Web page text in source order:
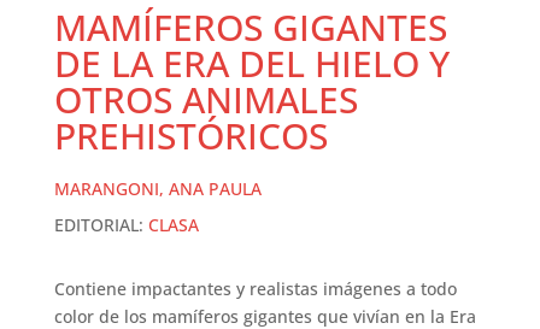
MAMÍFEROS GIGANTES
DE LA ERA DEL HIELO Y
OTROS ANIMALES
PREHISTÓRICOS
MARANGONI, ANA PAULA
EDITORIAL: CLASA
Contiene impactantes y realistas imágenes a todo
color de los mamíferos gigantes que vivían en la Era